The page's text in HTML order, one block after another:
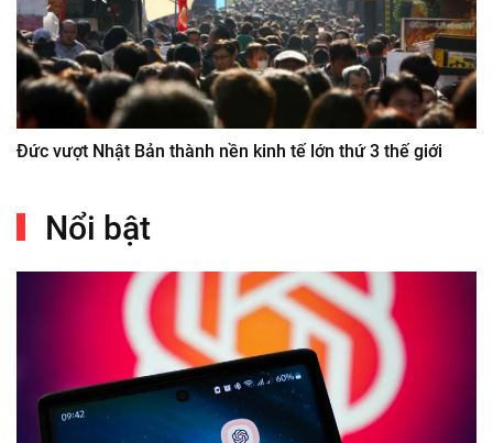
Đức vượt Nhật Bản thành nền kinh tế lớn thứ 3 thế giới
Nổi bật